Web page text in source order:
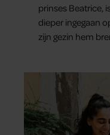
prinses Beatrice,
dieper ingegaan
zijn gezin hem